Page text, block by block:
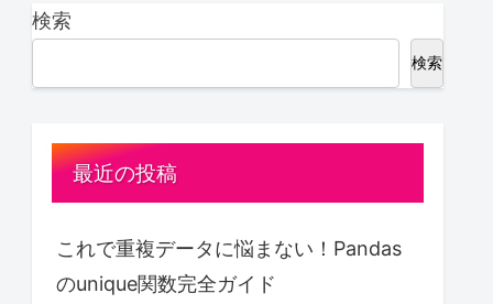
検索
検索
最近の投稿
これで重複データに悩まない！Pandas
のunique関数完全ガイド